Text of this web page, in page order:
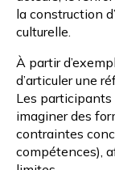
la construction
culturelle.
À partir
d’articuler une
Les
imaginer des
contraintes
compétences),